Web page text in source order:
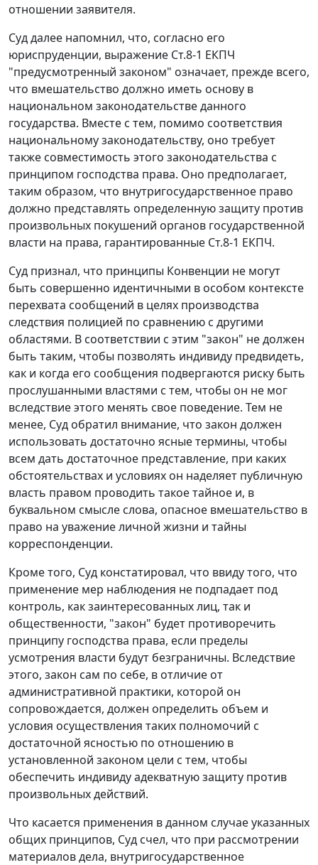
отношении заявителя.
Суд далее напомнил, что, согласно его
юриспруденции, выражение Ст.8-1 ЕКПЧ
"предусмотренный законом" означает, прежде всего,
что вмешательство должно иметь основу в
национальном законодательстве данного
государства. Вместе с тем, помимо соответствия
национальному законодательству, оно требует
также совместимость этого законодательства с
принципом господства права. Оно предполагает,
таким образом, что внутригосударственное право
должно представлять определенную защиту против
произвольных покушений органов государственной
власти на права, гарантированные Ст.8-1 ЕКПЧ.
Суд признал, что принципы Конвенции не могут
быть совершенно идентичными в особом контексте
перехвата сообщений в целях производства
следствия полицией по сравнению с другими
областями. В соответствии с этим "закон" не должен
быть таким, чтобы позволять индивиду предвидеть,
как и когда его сообщения подвергаются риску быть
прослушанными властями с тем, чтобы он не мог
вследствие этого менять свое поведение. Тем не
менее, Суд обратил внимание, что закон должен
использовать достаточно ясные термины, чтобы
всем дать достаточное представление, при каких
обстоятельствах и условиях он наделяет публичную
власть правом проводить такое тайное и, в
буквальном смысле слова, опасное вмешательство в
право на уважение личной жизни и тайны
корреспонденции.
Кроме того, Суд констатировал, что ввиду того, что
применение мер наблюдения не подпадает под
контроль, как заинтересованных лиц, так и
общественности, "закон" будет противоречить
принципу господства права, если пределы
усмотрения власти будут безграничны. Вследствие
этого, закон сам по себе, в отличие от
административной практики, которой он
сопровождается, должен определить объем и
условия осуществления таких полномочий с
достаточной ясностью по отношению в
установленной законом цели с тем, чтобы
обеспечить индивиду адекватную защиту против
произвольных действий.
Что касается применения в данном случае указанных
общих принципов, Суд счел, что при рассмотрении
материалов дела, внутригосударственное